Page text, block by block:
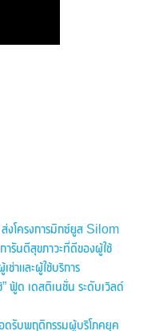
ส่งโครงการมิกซ์ยูส Silom
รันตีสุขภาวะที่ดีของผู้ใช้
าและผู้ใช้บริการ
ฟู้ด เดสติเนชั่น ระดับเวิลด์
ดรับพฤติกรรมผู้บริโภคยุค